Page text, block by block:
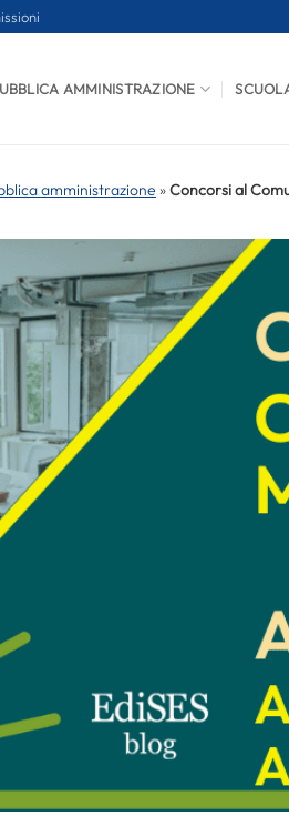
AMMINISTRAZIONE
amministrazione »Concorsi al